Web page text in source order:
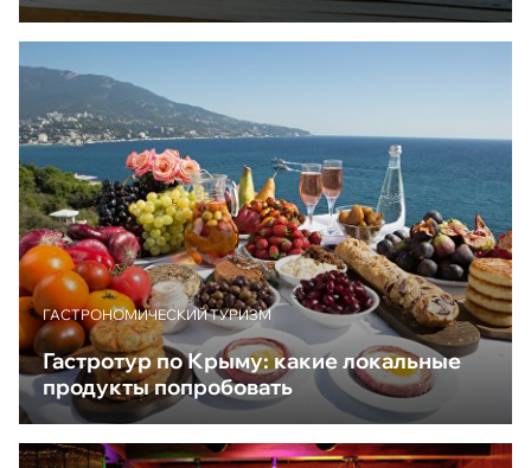
ГАСТРОНОМИЧЕСКИЙ ТУРИЗМ
Гастротур по Крыму: какие локальные
продукты попробовать